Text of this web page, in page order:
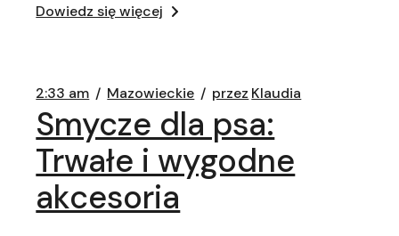
Dowiedz się więcej
2:33 am Mazowieckie przez Klaudia
Smycze dla psa:
Trwałe i wygodne
akcesoria